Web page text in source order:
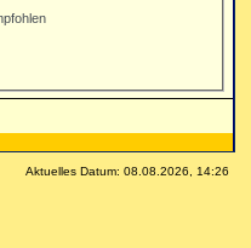
Aktuelles Datum: 08.08.2026, 14:26